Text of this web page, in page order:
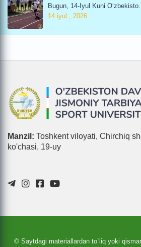
Bugun, 14-Iyul Kuni O‘zbekisto...
14 iyul , 2026
Manzil: Toshkent viloyati, Chirchiq
ko'chasi, 19-uy
© Saytdagi materiallardan to`liq yoki